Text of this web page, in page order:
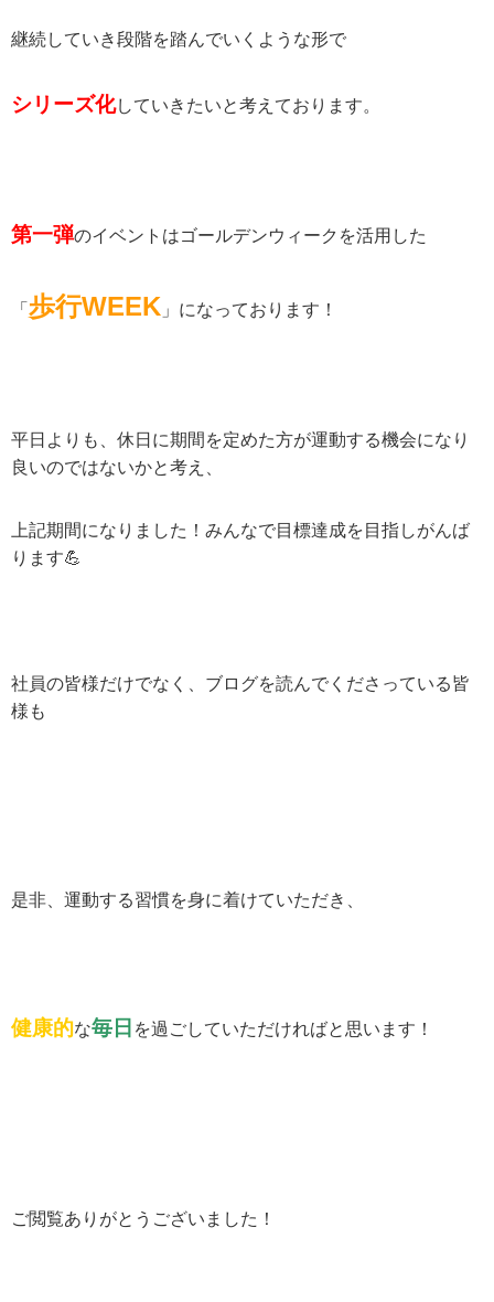
継続していき段階を踏んでいくような形で
シリーズ化していきたいと考えております。
第一弾のイベントはゴールデンウィークを活用した
「 歩行WEEK 」になっております！
平日よりも、休日に期間を定めた方が運動する機会になり
良いのではないかと考え、
上記期間になりました！みんなで目標達成を目指しがんば
ります💪
社員の皆様だけでなく、ブログを読んでくださっている皆
様も
是非、運動する習慣を身に着けていただき、
健康的な毎日 を過ごしていただければと思います！
ご閲覧ありがとうございました！